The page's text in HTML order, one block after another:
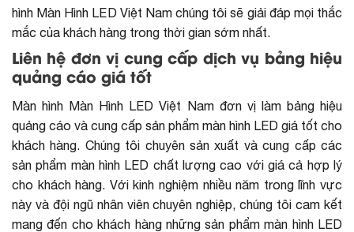
hình Màn Hình LED Việt Nam chúng tôi sẽ giải đáp mọi thắc
mắc của khách hàng trong thời gian sớm nhất.
Liên hệ đơn vị cung cấp dịch vụ bảng hiệu
quảng cáo giá tốt
Màn hình Màn Hình LED Việt Nam đơn vị làm bảng hiệu
quảng cáo và cung cấp sản phẩm màn hình LED giá tốt cho
khách hàng. Chúng tôi chuyên sản xuất và cung cấp các
sản phẩm màn hình LED chất lượng cao với giá cả hợp lý
cho khách hàng. Với kinh nghiệm nhiều năm trong lĩnh vực
này và đội ngũ nhân viên chuyên nghiệp, chúng tôi cam kết
mang đến cho khách hàng những sản phẩm màn hình LED